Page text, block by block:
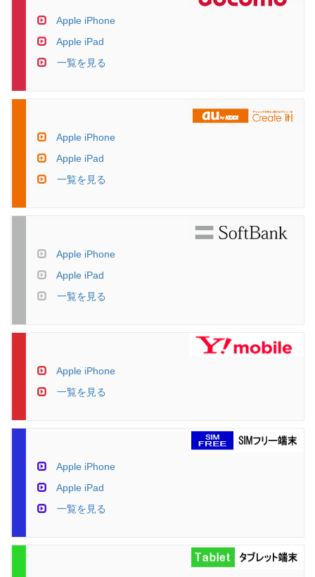
Apple iPhone
Apple iPad
一覧を見る
Apple iPhone
Apple iPad
一覧を見る
Apple iPhone
Apple iPad
一覧を見る
Apple iPhone
一覧を見る
Apple iPhone
Apple iPad
一覧を見る